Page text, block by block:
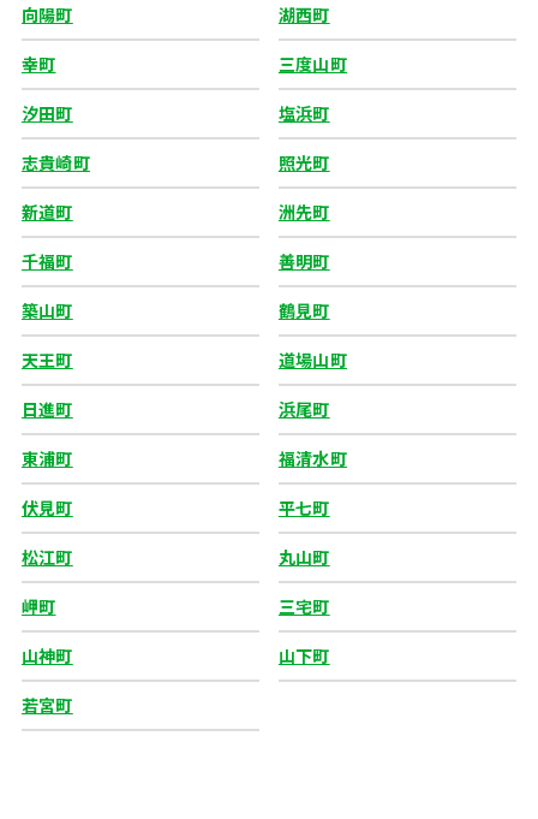
向陽町 湖西町
幸町 三度山町
汐田町 塩浜町
志貴崎町 照光町
新道町 洲先町
千福町 善明町
築山町 鶴見町
天王町 道場山町
日進町 浜尾町
東浦町 福清水町
伏見町 平七町
松江町 丸山町
岬町 三宅町
山神町 山下町
若宮町